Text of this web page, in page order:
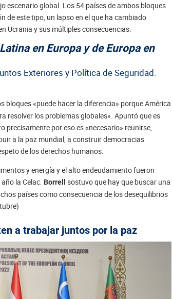
escenario global. Los 54 países de ambos bloques
de este tipo, un lapso en el que ha cambiado
Ucrania y sus múltiples consecuencias.
en Europa y de Europa en
Exteriores y Política de Seguridad.
bloques «puede hacer la diferencia» porque América
resolver los problemas globales». Apuntó que es
precisamente por eso es «necesario» reunirse,
a la paz mundial, a construir democracias
de los derechos humanos.
y energía y el alto endeudamiento fueron
la Celac. Borrell
sostuvo que hay que buscar una
países como consecuencia de los desequilibrios
a trabajar juntos por la paz